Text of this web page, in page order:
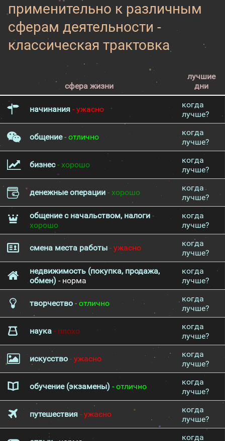
применительно к различным
сферам деятельности -
классическая трактовка
сфера жизни
лучшие
дни
начинания - ужасно
когда
лучше?
общение- отлично
когда
лучше?
бизнес- хорошо
когда
лучше?
денежные операции - хорошо
когда
лучше?
общение с начальством, налоги -
хорошо
когда
лучше?
смена места работы - ужасно
когда
лучше?
недвижимость (покупка, продажа,
обмен) - норма
когда
лучше?
творчество - отлично
когда
лучше?
наука - плохо
когда
лучше?
искусство - ужасно
когда
лучше?
обучение (экзамены) - отлично
когда
лучше?
путешествия - ужасно
когда
лучше?
когда